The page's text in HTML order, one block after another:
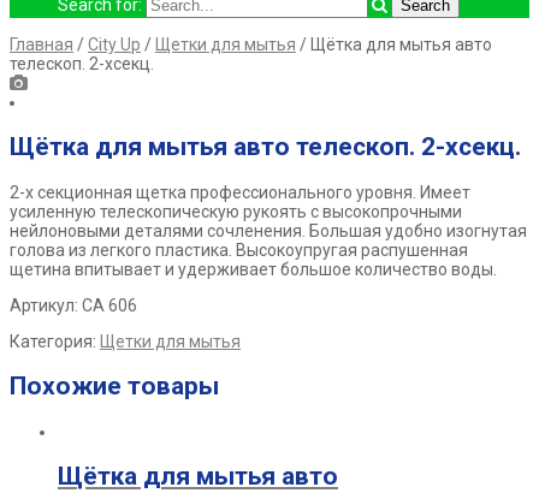
Search for:
Главная /City Up / Щетки для мытья / Щётка для мытья авто
телескоп. 2-хсекц.
Щётка для мытья авто телескоп. 2-хсекц.
2-х секционная щетка профессионального уровня. Имеет
усиленную телескопическую рукоять с высокопрочными
нейлоновыми деталями сочленения. Большая удобно изогнутая
голова из легкого пластика. Высокоупругая распушенная
щетина впитывает и удерживает большое количество воды.
Артикул: СА 606
Категория:
Щетки для мытья
Похожие товары
Щётка для мытья авто